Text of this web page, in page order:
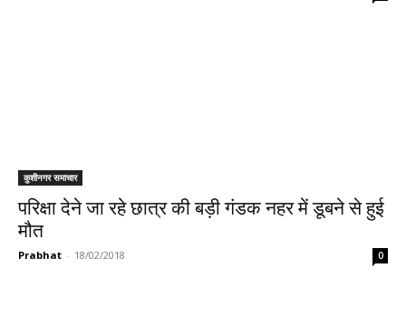
कुशीनगर समाचार
परिक्षा देने जा रहे छात्र की बड़ी गंडक नहर में डूबने से हुई
मौत
Prabhat - 18/02/2018 0